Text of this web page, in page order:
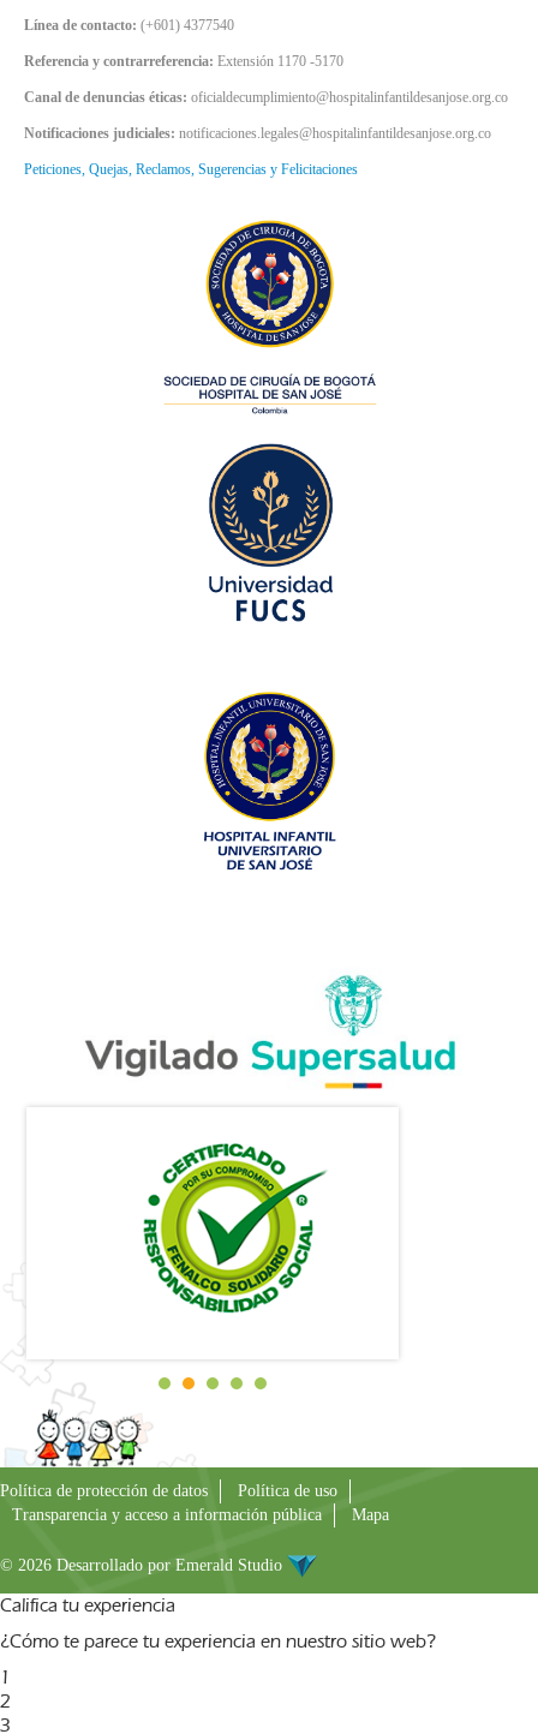
Línea de contacto: (+601) 4377540
Referencia y contrarreferencia: Extensión 1170 -5170
Canal de denuncias éticas: oficialdecumplimiento@hospitalinfantildesanjose.org.co
Notificaciones judiciales: notificaciones.legales@hospitalinfantildesanjose.org.co
Peticiones, Quejas, Reclamos, Sugerencias y Felicitaciones
Política de protección de datos
Política de uso
Transparencia y acceso a información pública
Mapa
© 2026 Desarrollado por Emerald Studio
Califica tu experiencia
¿Cómo te parece tu experiencia en nuestro sitio web?
1
2
3